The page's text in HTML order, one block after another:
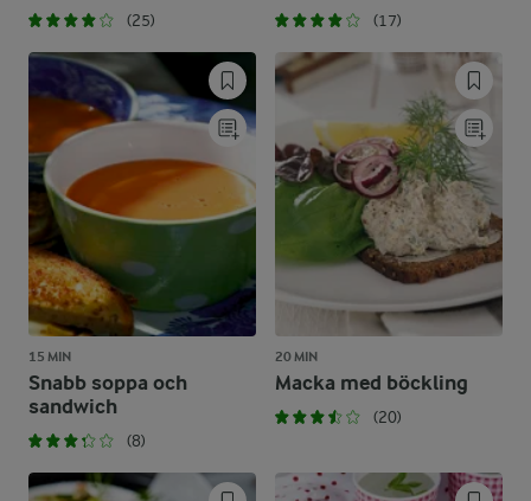
(25) (17)
15 MIN
Snabb soppa och
sandwich
(8)
20 MIN
Macka med böckling
(20)